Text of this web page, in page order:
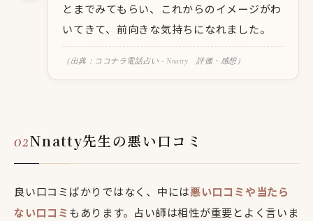
とまでみてもらい、これからのイメージがわ
いてきて、前向きな気持ちになれました。
（出典：ココナラ電話占い - Nnatty 評価・感想）
Nnatty先生の悪い口コミ
良い口コミばかりではなく、中には悪い口コミや当たら
ない口コミもあります。占い師は相性が重要とよく言いま